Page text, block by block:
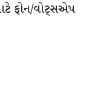
ફોન/વોટ્સએપ